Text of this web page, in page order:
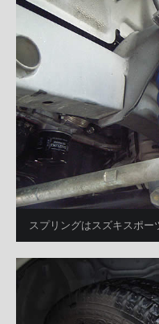
スプリングはスズキスポ